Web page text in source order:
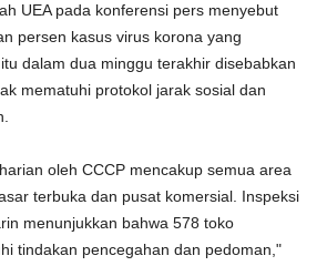
UEA pada konferensi pers menyebut
persen kasus virus korona yang
dalam dua minggu terakhir disebabkan
mematuhi protokol jarak sosial dan
oleh CCCP mencakup semua area
terbuka dan pusat komersial. Inspeksi
menunjukkan bahwa 578 toko
tindakan pencegahan dan pedoman,"